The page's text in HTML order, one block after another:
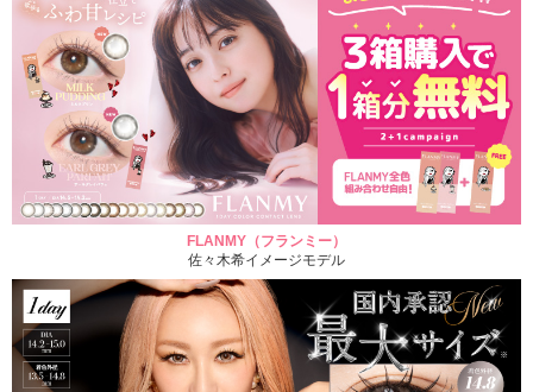
FLANMY（フランミー）
佐々木希イメージモデル